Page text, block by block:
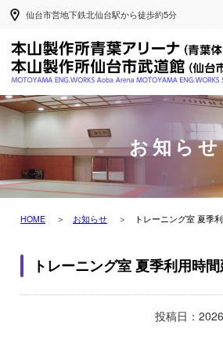
仙台市営地下鉄北仙台駅から徒歩約5分
お知らせ
HOME お知らせ トレーニング室 夏季
トレーニング室 夏季利用時
投稿日：